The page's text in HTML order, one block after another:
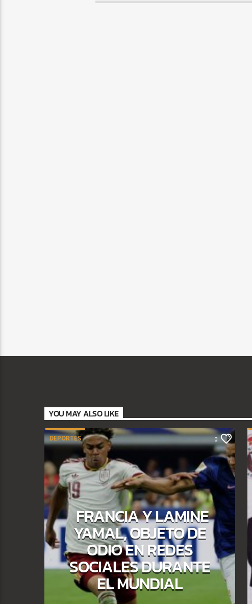
YOU MAY ALSO LIKE
DEPORTES 0
FRANCIA Y LAMINE
YAMAL, OBJETO DE
ODIO EN REDES
SOCIALES DURANTE
EL MUNDIAL